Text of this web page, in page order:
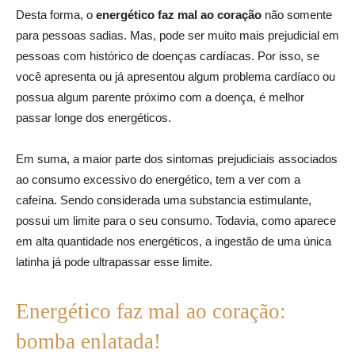
Desta forma, o energético faz mal ao coração não somente
para pessoas sadias. Mas, pode ser muito mais prejudicial em
pessoas com histórico de doenças cardíacas. Por isso, se
você apresenta ou já apresentou algum problema cardíaco ou
possua algum parente próximo com a doença, é melhor
passar longe dos energéticos.
Em suma, a maior parte dos sintomas prejudiciais associados
ao consumo excessivo do energético, tem a ver com a
cafeína. Sendo considerada uma substancia estimulante,
possui um limite para o seu consumo. Todavia, como aparece
em alta quantidade nos energéticos, a ingestão de uma única
latinha já pode ultrapassar esse limite.
Energético faz mal ao coração:
bomba enlatada!